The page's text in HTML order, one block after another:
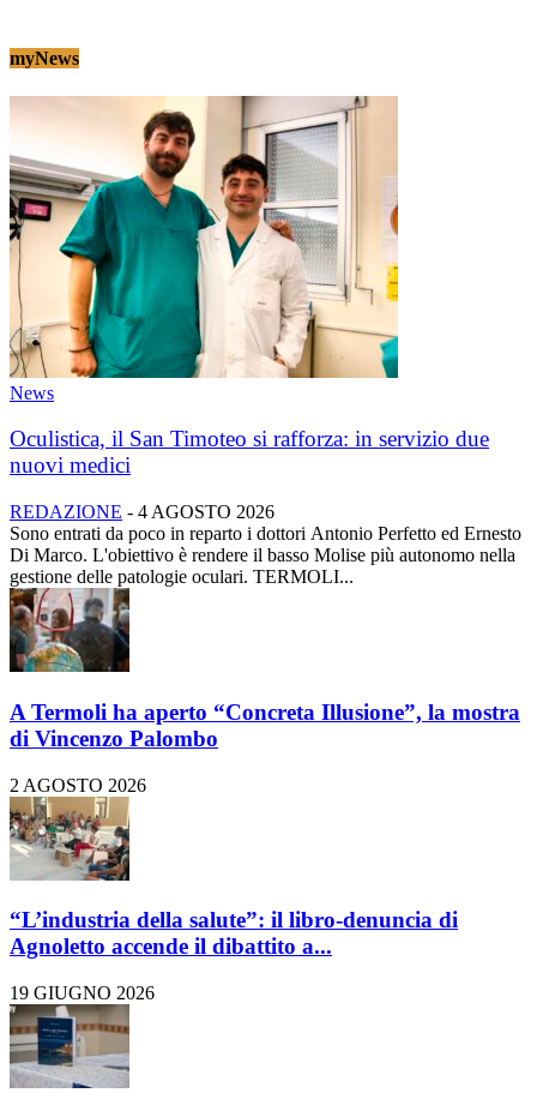
myNews
News
Oculistica, il San Timoteo si rafforza: in servizio due
nuovi medici
REDAZIONE - 4 AGOSTO 2026
Sono entrati da poco in reparto i dottori Antonio Perfetto ed Ernesto
Di Marco. L'obiettivo è rendere il basso Molise più autonomo nella
gestione delle patologie oculari. TERMOLI...
A Termoli ha aperto “Concreta Illusione”, la mostra
di Vincenzo Palombo
2 AGOSTO 2026
“L’industria della salute”: il libro-denuncia di
Agnoletto accende il dibattito a...
19 GIUGNO 2026